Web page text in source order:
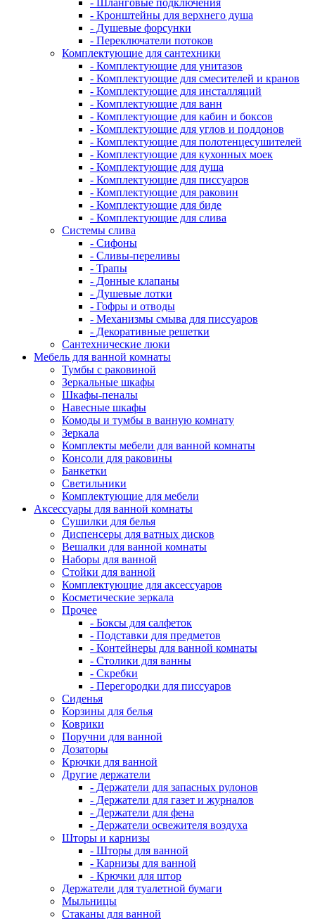
- Шланговые подключения
- Кронштейны для верхнего душа
- Душевые форсунки
- Переключатели потоков
Комплектующие для сантехники
- Комплектующие для унитазов
- Комплектующие для смесителей и кранов
- Комплектующие для инсталляций
- Комплектующие для ванн
- Комплектующие для кабин и боксов
- Комплектующие для углов и поддонов
- Комплектующие для полотенцесушителей
- Комплектующие для кухонных моек
- Комплектующие для душа
- Комплектующие для писсуаров
- Комплектующие для раковин
- Комплектующие для биде
- Комплектующие для слива
Системы слива
- Сифоны
- Сливы-переливы
- Трапы
- Донные клапаны
- Душевые лотки
- Гофры и отводы
- Механизмы смыва для писсуаров
- Декоративные решетки
Сантехнические люки
Мебель для ванной комнаты
Тумбы с раковиной
Зеркальные шкафы
Шкафы-пеналы
Навесные шкафы
Комоды и тумбы в ванную комнату
Зеркала
Комплекты мебели для ванной комнаты
Консоли для раковины
Банкетки
Светильники
Комплектующие для мебели
Аксессуары для ванной комнаты
Сушилки для белья
Диспенсеры для ватных дисков
Вешалки для ванной комнаты
Наборы для ванной
Стойки для ванной
Комплектующие для аксессуаров
Косметические зеркала
Прочее
- Боксы для салфеток
- Подставки для предметов
- Контейнеры для ванной комнаты
- Столики для ванны
- Скребки
- Перегородки для писсуаров
Сиденья
Корзины для белья
Коврики
Поручни для ванной
Дозаторы
Крючки для ванной
Другие держатели
- Держатели для запасных рулонов
- Держатели для газет и журналов
- Держатели для фена
- Держатели освежителя воздуха
Шторы и карнизы
- Шторы для ванной
- Карнизы для ванной
- Крючки для штор
Держатели для туалетной бумаги
Мыльницы
Стаканы для ванной